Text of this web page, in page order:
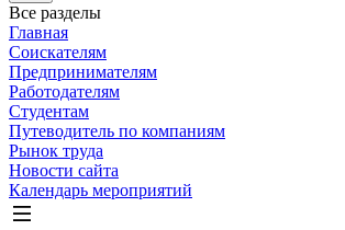
Все разделы
Главная
Соискателям
Предпринимателям
Работодателям
Студентам
Путеводитель по компаниям
Рынок труда
Новости сайта
Календарь мероприятий